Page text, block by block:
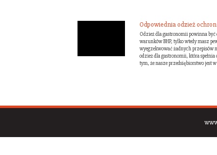
Odpowiednia odzież
Odzież dla gastronomii powinna być
warunków BHP, tylko wtedy masz
wyegzekwować żadnych przepisów
odzież dla gastronomii, która
tym, że nasze przedsiębiorstwo jest w